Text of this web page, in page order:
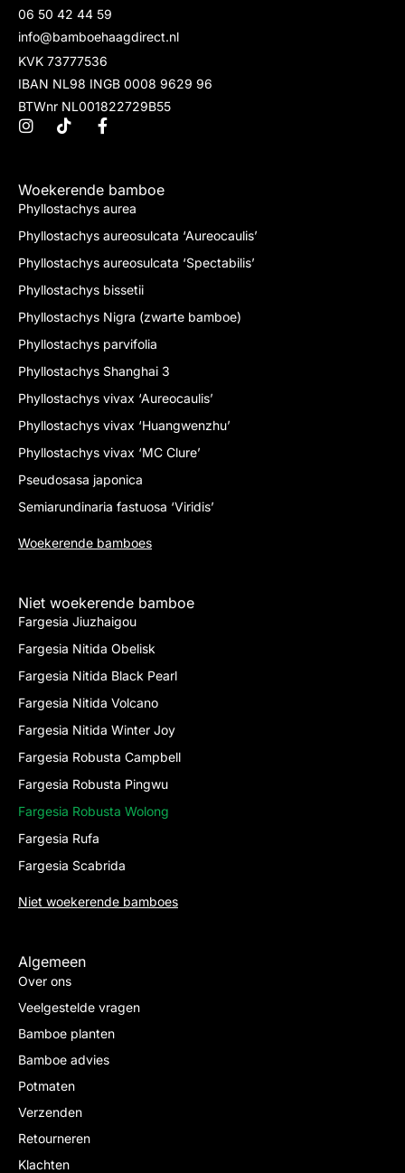
06 50 42 44 59
info@bamboehaagdirect.nl
KVK 73777536
IBAN NL98 INGB 0008 9629 96
BTWnr NL001822729B55
Woekerende bamboe
Phyllostachys aurea
Phyllostachys aureosulcata ‘Aureocaulis’
Phyllostachys aureosulcata ‘Spectabilis’
Phyllostachys bissetii
Phyllostachys Nigra (zwarte bamboe)
Phyllostachys parvifolia
Phyllostachys Shanghai 3
Phyllostachys vivax ‘Aureocaulis’
Phyllostachys vivax ‘Huangwenzhu’
Phyllostachys vivax ‘MC Clure’
Pseudosasa japonica
Semiarundinaria fastuosa ‘Viridis’
Woekerende bamboes
Niet woekerende bamboe
Fargesia Jiuzhaigou
Fargesia Nitida Obelisk
Fargesia Nitida Black Pearl
Fargesia Nitida Volcano
Fargesia Nitida Winter Joy
Fargesia Robusta Campbell
Fargesia Robusta Pingwu
Fargesia Robusta Wolong
Fargesia Rufa
Fargesia Scabrida
Niet woekerende bamboes
Algemeen
Over ons
Veelgestelde vragen
Bamboe planten
Bamboe advies
Potmaten
Verzenden
Retourneren
Klachten